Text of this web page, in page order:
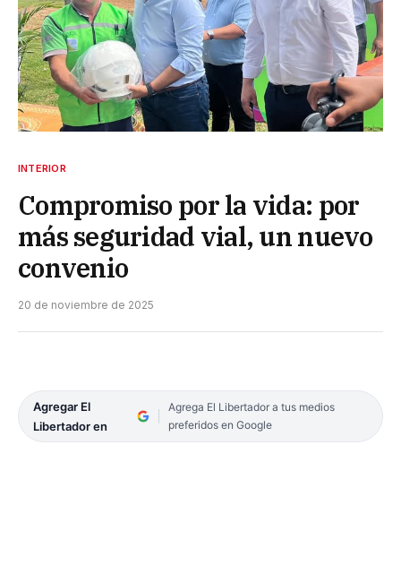
INTERIOR
Compromiso por la vida: por
más seguridad vial, un nuevo
convenio
20 de noviembre de 2025
Agregar El
Libertador en
Agrega El Libertador a tus medios
preferidos en Google